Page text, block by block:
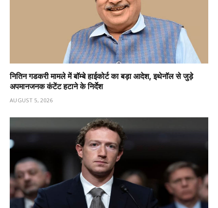
नितिन गडकरी मामले में बॉम्बे हाईकोर्ट का बड़ा आदेश, इथेनॉल से जुड़े
अपमानजनक कंटेंट हटाने के निर्देश
AUGUST 5, 2026